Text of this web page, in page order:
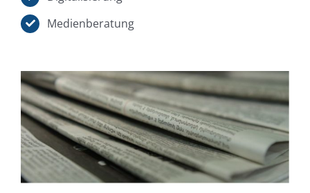
Medienberatung